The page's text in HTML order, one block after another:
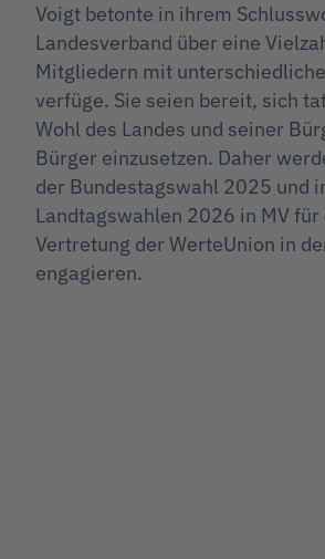
Voigt betonte in ihrem
Landesverband über eine
Mitgliedern mit
verfüge. Sie seien bereit, sich
Wohl des Landes und seiner
Bürger einzusetzen. Daher
der Bundestagswahl 2025 und
Landtagswahlen 2026 in MV
Vertretung der WerteUnion in
engagieren.